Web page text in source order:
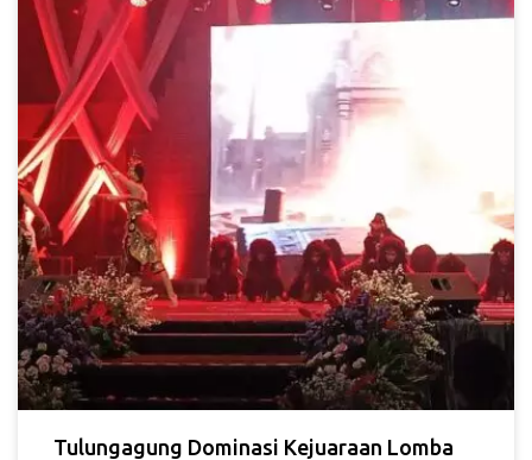
Tulungagung Dominasi Kejuaraan Lomba